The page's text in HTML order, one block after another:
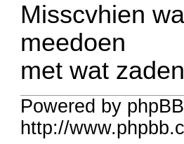
Misscvhien
meedoen
met wat zaden
Powered by
http://